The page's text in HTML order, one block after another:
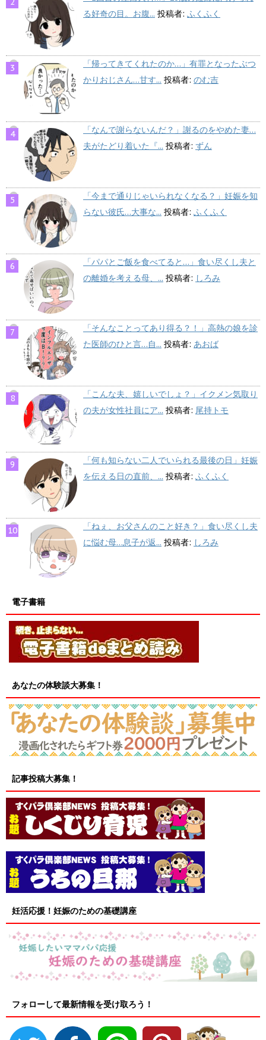
る好奇の目。お腹... 投稿者: ふくふく
「帰ってきてくれたのか…」有罪となったぶつ
かりおじさん…甘す... 投稿者: のむ吉
「なんで謝らないんだ？」謝るのをやめた妻…
夫がたどり着いた『... 投稿者: ずん
「今まで通りじゃいられなくなる？」妊娠を知
らない彼氏…大事な... 投稿者: ふくふく
「パパとご飯を食べてると…」食い尽くし夫と
の離婚を考える母、... 投稿者: しろみ
「そんなことってあり得る？！」高熱の娘を診
た医師のひと言…自... 投稿者: あおば
「こんな夫、嬉しいでしょ？」イクメン気取り
の夫が女性社員にア... 投稿者: 尾持トモ
「何も知らない二人でいられる最後の日」妊娠
を伝える日の直前、... 投稿者: ふくふく
「ねぇ、お父さんのこと好き？」食い尽くし夫
に悩む母…息子が返... 投稿者: しろみ
電子書籍
あなたの体験談大募集！
記事投稿大募集！
妊活応援！妊娠のための基礎講座
フォローして最新情報を受け取ろう！